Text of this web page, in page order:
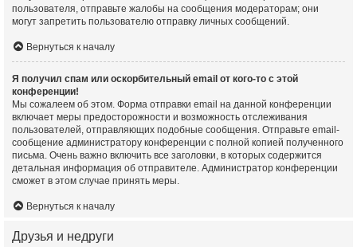
пользователя, отправьте жалобы на сообщения модераторам; они
могут запретить пользователю отправку личных сообщений.
Вернуться к началу
Я получил спам или оскорбительный email от кого-то с этой
конференции!
Мы сожалеем об этом. Форма отправки email на данной конференции
включает меры предосторожности и возможность отслеживания
пользователей, отправляющих подобные сообщения. Отправьте email-
сообщение администратору конференции с полной копией полученного
письма. Очень важно включить все заголовки, в которых содержится
детальная информация об отправителе. Администратор конференции
сможет в этом случае принять меры.
Вернуться к началу
Друзья и недруги